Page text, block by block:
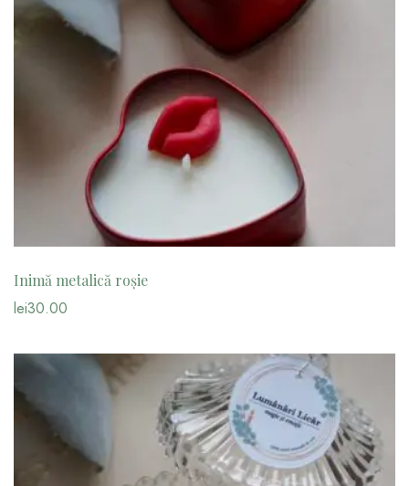
Inimă metalică roșie
lei30.00